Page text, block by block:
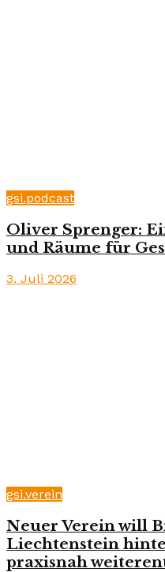
gsi.podcast
Oliver Sprenger:
und Räume für
3. Juli 2026
gsi.verein
Neuer Verein will
Liechtenstein
praxisnah